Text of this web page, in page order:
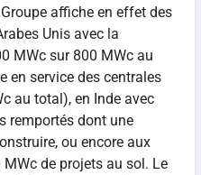
affiche en effet des
Unis avec la
MWc sur 800 MWc au
en service des centrales
au total), en Inde avec
remportés dont une
ou encore aux
de projets au sol. Le